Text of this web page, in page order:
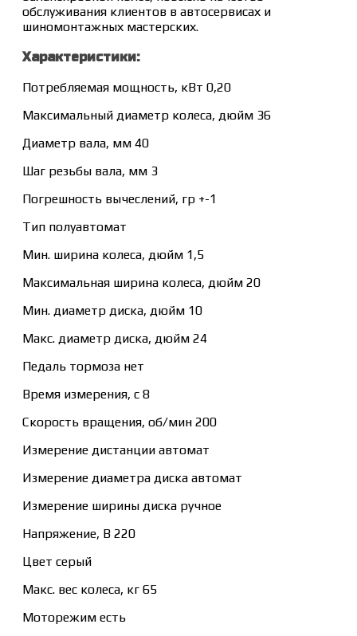
обслуживания клиентов в автосервисах и
шиномонтажных мастерских.
Характеристики:
Потребляемая мощность, кВт 0,20
Максимальный диаметр колеса, дюйм 36
Диаметр вала, мм 40
Шаг резьбы вала, мм 3
Погрешность вычеслений, гр +-1
Тип полуавтомат
Мин. ширина колеса, дюйм 1,5
Максимальная ширина колеса, дюйм 20
Мин. диаметр диска, дюйм 10
Макс. диаметр диска, дюйм 24
Педаль тормоза нет
Время измерения, с 8
Скорость вращения, об/мин 200
Измерение дистанции автомат
Измерение диаметра диска автомат
Измерение ширины диска ручное
Напряжение, В 220
Цвет серый
Макс. вес колеса, кг 65
Моторежим есть